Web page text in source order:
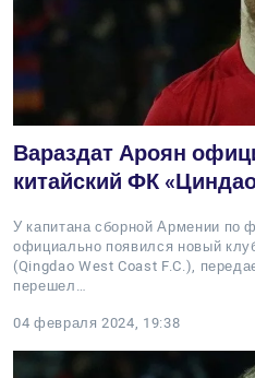
Вараздат Ароян
китайский ФК
У капитана сборной Армении по
официально появился новый
(Qingdao West Coast F.C.),
перешел…
04 февраля 2024, 19:38